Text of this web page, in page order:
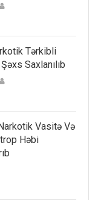
Tərkibli
Saxlanılıb
Vasitə Və
Həbi